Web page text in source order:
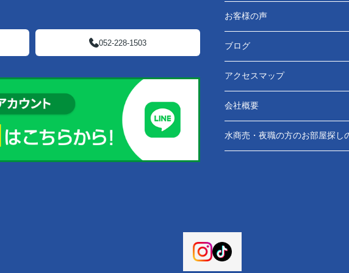
052-228-1503
お客様の声
ブログ
アクセスマップ
会社概要
水商売・夜職の方のお部屋探し